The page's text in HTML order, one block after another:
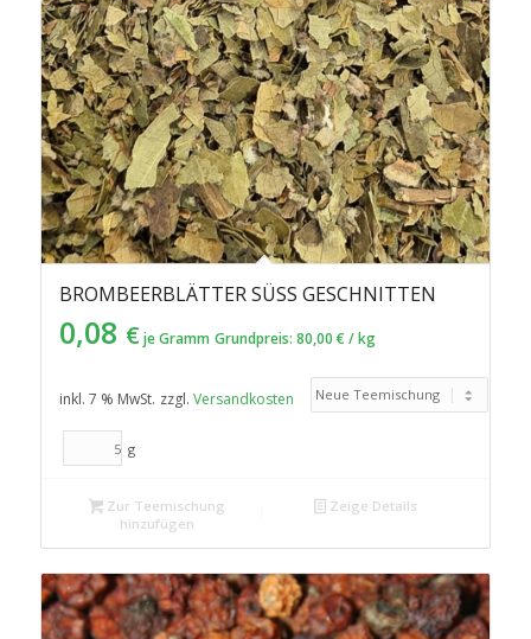
BROMBEERBLÄTTER SÜSS GESCHNITTEN
0,08 € je Gramm Grundpreis: 80,00 € /kg
inkl. 7 % MwSt. zzgl. Versandkosten
g
Zur Teemischung
hinzufügen
Zeige Details